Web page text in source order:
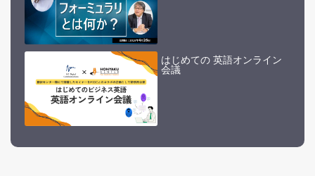
はじめての 英語オンライン
会議